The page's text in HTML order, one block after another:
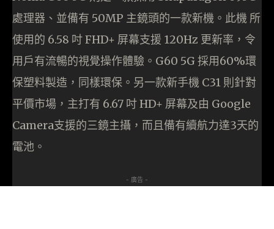
處理器、並備有 50MP 主鏡頭的一款新機。此機 所
使用的 6.58 吋 FHD+ 屏幕支援 120Hz 更新率，令
用戶有流暢的視覺操作體驗。G60 5G 採用60%環
保塑料製造，同樣環保。另一款新手機 C31 則針對
平價市場，主打有 6.67 吋 HD+ 屏幕及由 Google
Camera支援的三鏡主攝，而且備有續航力達3天的
電池。
- 廣告 -